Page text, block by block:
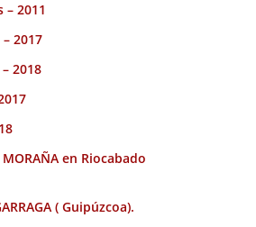
– 2011
2017
2018
en Riocabado
( Guipúzcoa).